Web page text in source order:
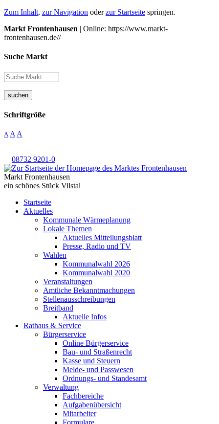
Zum Inhalt, zur Navigation oderzur Startseite springen.
Markt Frontenhausen | Online: https://www.markt-
frontenhausen.de//
Suche Markt
suchen
Schriftgröße
A A A
08732 9201-0
Markt Frontenhausen
ein schönes Stück Vilstal
Startseite
Aktuelles
Kommunale Wärmeplanung
Lokale Themen
Aktuelles Mitteilungsblatt
Presse, Radio und TV
Wahlen
Kommunalwahl 2026
Kommunalwahl 2020
Veranstaltungen
Amtliche Bekanntmachungen
Stellenausschreibungen
Breitband
Aktuelle Infos
Rathaus & Service
Bürgerservice
Online Bürgerservice
Bau- und Straßenrecht
Kasse und Steuern
Melde- und Passwesen
Ordnungs- und Standesamt
Verwaltung
Fachbereiche
Aufgabenübersicht
Mitarbeiter
Formulare